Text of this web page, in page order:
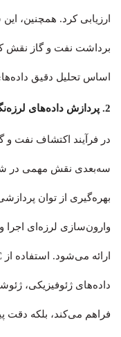
ارزیابی کرد. همچنین،
برداشت نفت و گاز نقش
اساس تحلیل دقیق
2. پردازش داده‌های لرزه‌نگاری و اکتشاف:
در فرآیند اکتشاف نفت و
سه‌بعدی نقش مهمی در
وارون‌سازی لرزه‌ای
داده‌های ژئوفیزیکی،
فراهم می‌کند، بلکه دقت